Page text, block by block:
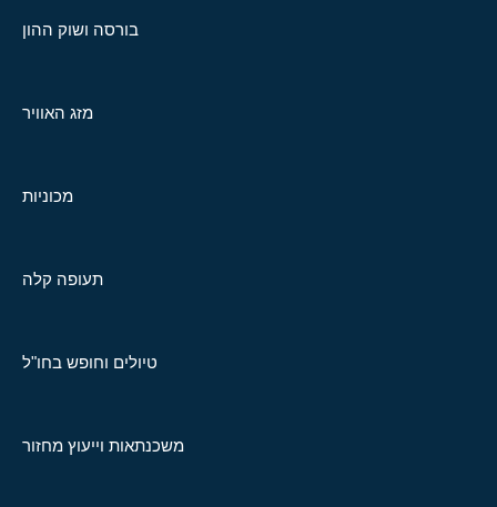
בורסה ושוק ההון
מזג האוויר
מכוניות
תעופה קלה
טיולים וחופש בחו"ל
משכנתאות וייעוץ מחזור